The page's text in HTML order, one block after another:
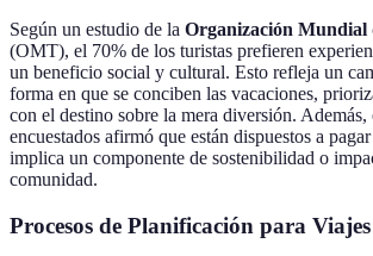
Según un estudio de la Organización Mundial
(OMT), el 70% de los turistas prefieren
un beneficio social y cultural. Esto refleja un
forma en que se conciben las vacaciones,
con el destino sobre la mera diversión.
encuestados afirmó que están dispuestos a
implica un componente de sostenibilidad o
comunidad.
Procesos de Planificación para